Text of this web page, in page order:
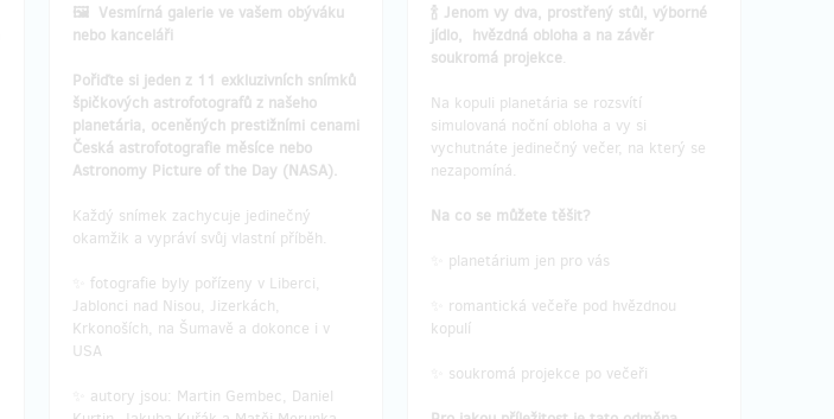
🖼️ Vesmírná galerie ve vašem obýváku
nebo kanceláři
Pořiďte si jeden z 11 exkluzivních snímků
špičkových astrofotografů z našeho
planetária, oceněných prestižními cenami
Česká astrofotografie měsíce nebo
Astronomy Picture of the Day (NASA).
Každý snímek zachycuje jedinečný
okamžik a vypráví svůj vlastní příběh.
✨ fotografie byly pořízeny v Liberci,
Jablonci nad Nisou, Jizerkách,
Krkonoších, na Šumavě a dokonce i v
USA
✨ autory jsou: Martin Gembec, Daniel
🍾 Jenom vy dva, prostřený stůl, výborné
jídlo, hvězdná obloha a na závěr
soukromá projekce.
Na kopuli planetária se rozsvítí
simulovaná noční obloha a vy si
vychutnáte jedinečný večer, na který se
nezapomíná.
Na co se můžete těšit?
✨ planetárium jen pro vás
✨ romantická večeře pod hvězdnou
kopulí
✨ soukromá projekce po večeři